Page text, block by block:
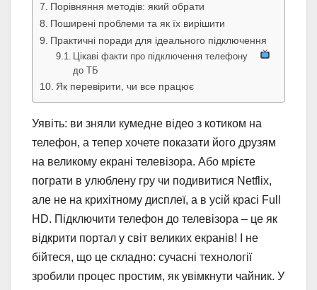
Порівняння методів: який обрати
Поширені проблеми та як їх вирішити
Практичні поради для ідеального підключення
Цікаві факти про підключення телефону
до ТБ
Як перевірити, чи все працює
Уявіть: ви зняли кумедне відео з котиком на
телефон, а тепер хочете показати його друзям
на великому екрані телевізора. Або мрієте
пограти в улюблену гру чи подивитися Netflix,
але не на крихітному дисплеї, а в усій красі Full
HD. Підключити телефон до телевізора – це як
відкрити портал у світ великих екранів! І не
бійтеся, що це складно: сучасні технології
зробили процес простим, як увімкнути чайник. У